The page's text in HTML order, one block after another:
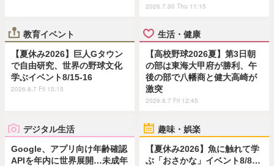
2026.7.30 Thu 11:15
教育イベント
【夏休み2026】巨人Gタウン
で自由研究、世界の野球文化
学ぶイベント8/15-16
2026.8.7 Fri 15:15
生活・健康
【高校野球2026夏】第3日朝
の部は東海大甲府が勝利、午
後の部で八幡商と健大高崎が
激突
2026.8.7 Fri 12:45
デジタル生活
Google、アプリ向け年齢確認
APIを年内に世界展開…未成年
趣味・娯楽
【夏休み2026】魚に触れて学
ぶ「おさかな」イベント8/8…